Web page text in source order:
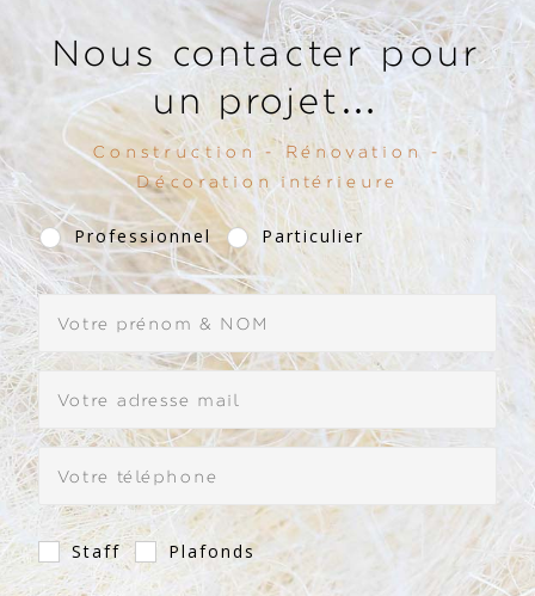
Nous contacter pour
un projet…
Construction - Rénovation -
Décoration intérieure
Professionnel Particulier
Staff Plafonds